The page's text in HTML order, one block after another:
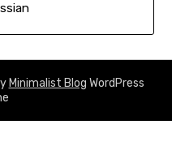
Minimalist Blog WordPress